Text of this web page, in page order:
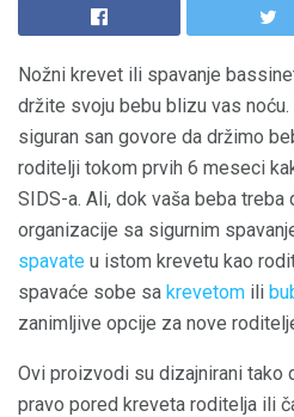
Nožni krevet ili spavanje
držite svoju bebu blizu vas
siguran san govore da držimo
roditelji tokom prvih 6 meseci
SIDS-a. Ali, dok vaša beba
organizacije sa sigurnim
spavate u istom krevetu kao
spavaće sobe sa krevetom ili
zanimljive opcije za nove
Ovi proizvodi su dizajnirani tako
pravo pored kreveta roditelja ili